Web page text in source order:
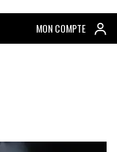
MON COMPTE